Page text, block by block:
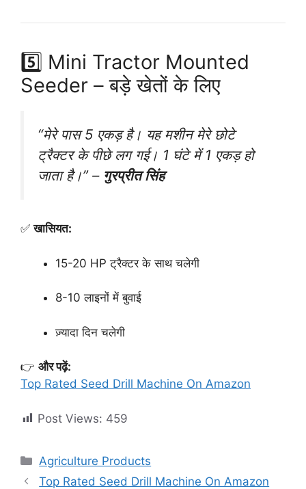
5️⃣ Mini Tractor Mounted
Seeder – बड़े खेतों के लिए
“मेरे पास 5 एकड़ है। यह मशीन मेरे छोटे
ट्रैक्टर के पीछे लग गई। 1 घंटे में 1 एकड़ हो
जाता है।”– गुरप्रीत सिंह
✅खासियत:
15-20 HP ट्रैक्टर के साथ चलेगी
8-10 लाइनों में बुवाई
ज़्यादा दिन चलेगी
👉 और पढ़ें:
Top Rated Seed Drill Machine On Amazon
Post Views: 459
Categories
Agriculture Products
Top Rated Seed Drill Machine On Amazon